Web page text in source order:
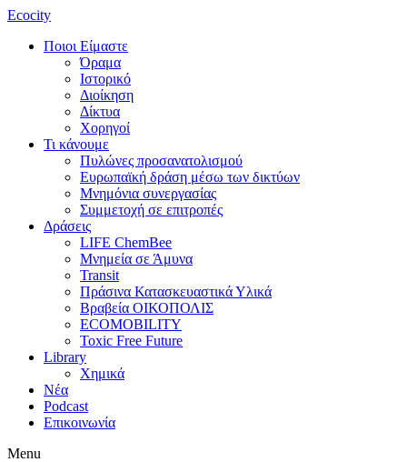
Ecocity
Ποιοι Είμαστε
Όραμα
Ιστορικό
Διοίκηση
Δίκτυα
Χορηγοί
Τι κάνουμε
Πυλώνες προσανατολισμού
Ευρωπαϊκή δράση μέσω των δικτύων
Μνημόνια συνεργασίας
Συμμετοχή σε επιτροπές
Δράσεις
LIFE ChemBee
Μνημεία σε Άμυνα
Transit
Πράσινα Κατασκευαστικά Υλικά
Βραβεία ΟΙΚΟΠΟΛΙΣ
ECOMOBILITY
Toxic Free Future
Library
Χημικά
Νέα
Podcast
Επικοινωνία
Menu